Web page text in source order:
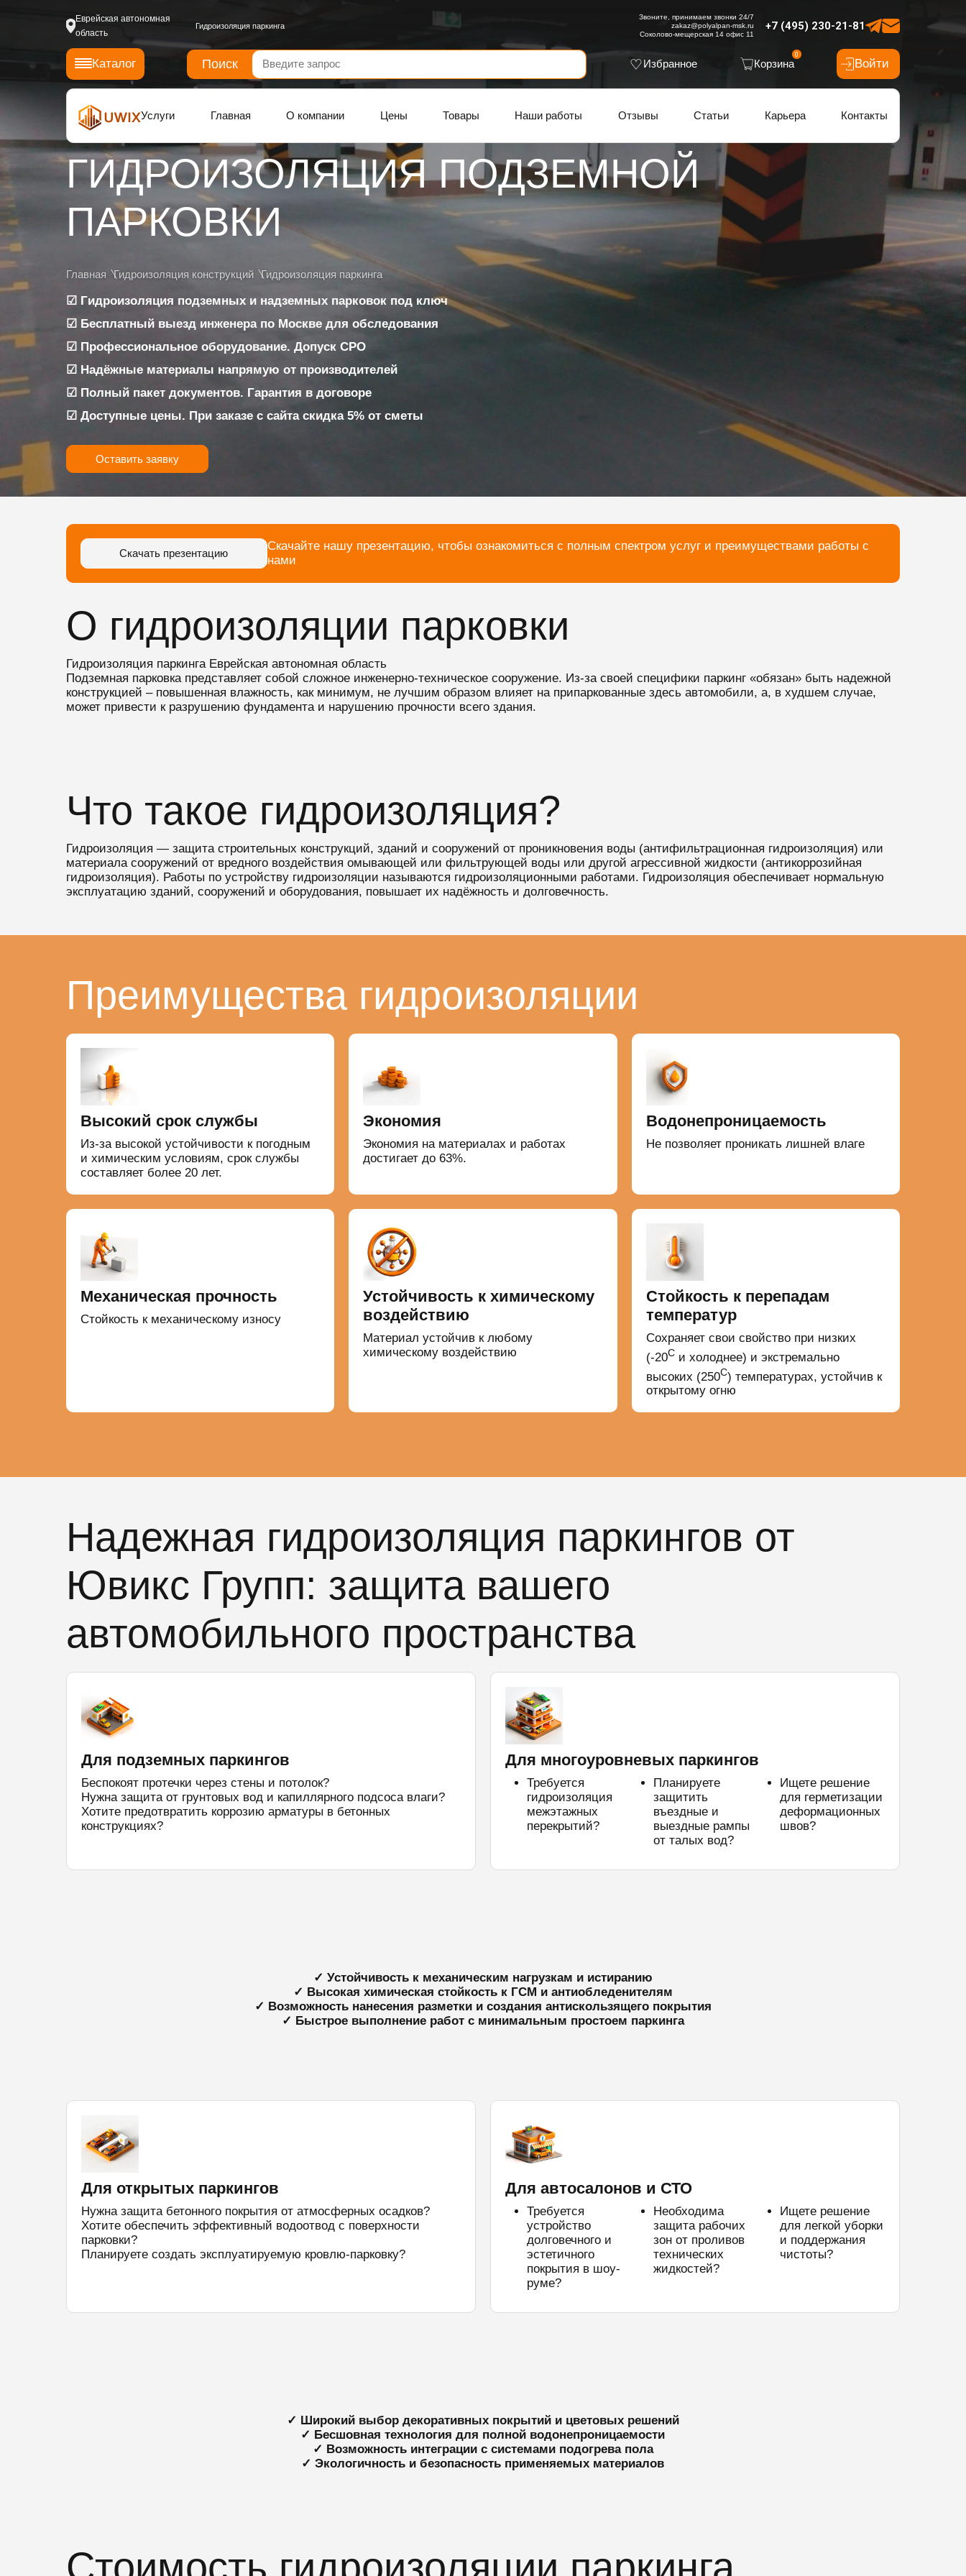
Еврейская автономная
область
Гидроизоляция паркинга +7 (495) 230-21-81
Звоните, принимаем звонки 24/7
zakaz@polyalpan-msk.ru
Соколово-мещерская 14 офис 11
Каталог Поиск Избранное Корзина
0
Войти
Услуги Главная О компании Цены Товары Наши работы Отзывы Статьи Карьера Контакты
ГИДРОИЗОЛЯЦИЯ ПОДЗЕМНОЙ
ПАРКОВКИ
Главная Гидроизоляция конструкций Гидроизоляция паркинга
☑ Гидроизоляция подземных и надземных парковок под ключ
☑ Бесплатный выезд инженера по Москве для обследования
☑ Профессиональное оборудование. Допуск СРО
☑ Надёжные материалы напрямую от производителей
☑ Полный пакет документов. Гарантия в договоре
☑ Доступные цены. При заказе с сайта скидка 5% от сметы
Оставить заявку
Скачать презентацию
Скачайте нашу презентацию, чтобы ознакомиться с полным спектром услуг и преимуществами работы с
нами
О гидроизоляции парковки
Гидроизоляция паркинга Еврейская автономная область
Подземная парковка представляет собой сложное инженерно-техническое сооружение. Из-за своей специфики паркинг «обязан» быть надежной
конструкцией – повышенная влажность, как минимум, не лучшим образом влияет на припаркованные здесь автомобили, а, в худшем случае,
может привести к разрушению фундамента и нарушению прочности всего здания.
Что такое гидроизоляция?
Гидроизоляция — защита строительных конструкций, зданий и сооружений от проникновения воды (антифильтрационная гидроизоляция) или
материала сооружений от вредного воздействия омывающей или фильтрующей воды или другой агрессивной жидкости (антикоррозийная
гидроизоляция). Работы по устройству гидроизоляции называются гидроизоляционными работами. Гидроизоляция обеспечивает нормальную
эксплуатацию зданий, сооружений и оборудования, повышает их надёжность и долговечность.
Преимущества гидроизоляции
Высокий срок службы
Из-за высокой устойчивости к погодным
и химическим условиям, срок службы
составляет более 20 лет.
Экономия
Экономия на материалах и работах
достигает до 63%.
Водонепроницаемость
Не позволяет проникать лишней влаге
Механическая прочность
Стойкость к механическому износу
Устойчивость к химическому
воздействию
Материал устойчив к любому
химическому воздействию
Стойкость к перепадам
температур
Сохраняет свои свойство при низких
(-20Си холоднее) и экстремально
высоких (250С) температурах, устойчив к
открытому огню
Надежная гидроизоляция паркингов от
Ювикс Групп: защита вашего
автомобильного пространства
Для подземных паркингов
Беспокоят протечки через стены и потолок?
Нужна защита от грунтовых вод и капиллярного подсоса влаги?
Хотите предотвратить коррозию арматуры в бетонных
конструкциях?
Для многоуровневых паркингов
Требуется
гидроизоляция
межэтажных
перекрытий?
Планируете
защитить
въездные и
выездные рампы
от талых вод?
Ищете решение
для герметизации
деформационных
швов?
✓ Устойчивость к механическим нагрузкам и истиранию
✓ Высокая химическая стойкость к ГСМ и антиобледенителям
✓ Возможность нанесения разметки и создания антискользящего покрытия
✓ Быстрое выполнение работ с минимальным простоем паркинга
Для открытых паркингов
Нужна защита бетонного покрытия от атмосферных осадков?
Хотите обеспечить эффективный водоотвод с поверхности
парковки?
Планируете создать эксплуатируемую кровлю-парковку?
Для автосалонов и СТО
Требуется
устройство
долговечного и
эстетичного
покрытия в шоу-
руме?
Необходима
защита рабочих
зон от проливов
технических
жидкостей?
Ищете решение
для легкой уборки
и поддержания
чистоты?
✓ Широкий выбор декоративных покрытий и цветовых решений
✓ Бесшовная технология для полной водонепроницаемости
✓ Возможность интеграции с системами подогрева пола
✓ Экологичность и безопасность применяемых материалов